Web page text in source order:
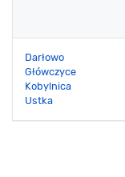
Darłowo
Główczyce
Kobylnica
Ustka